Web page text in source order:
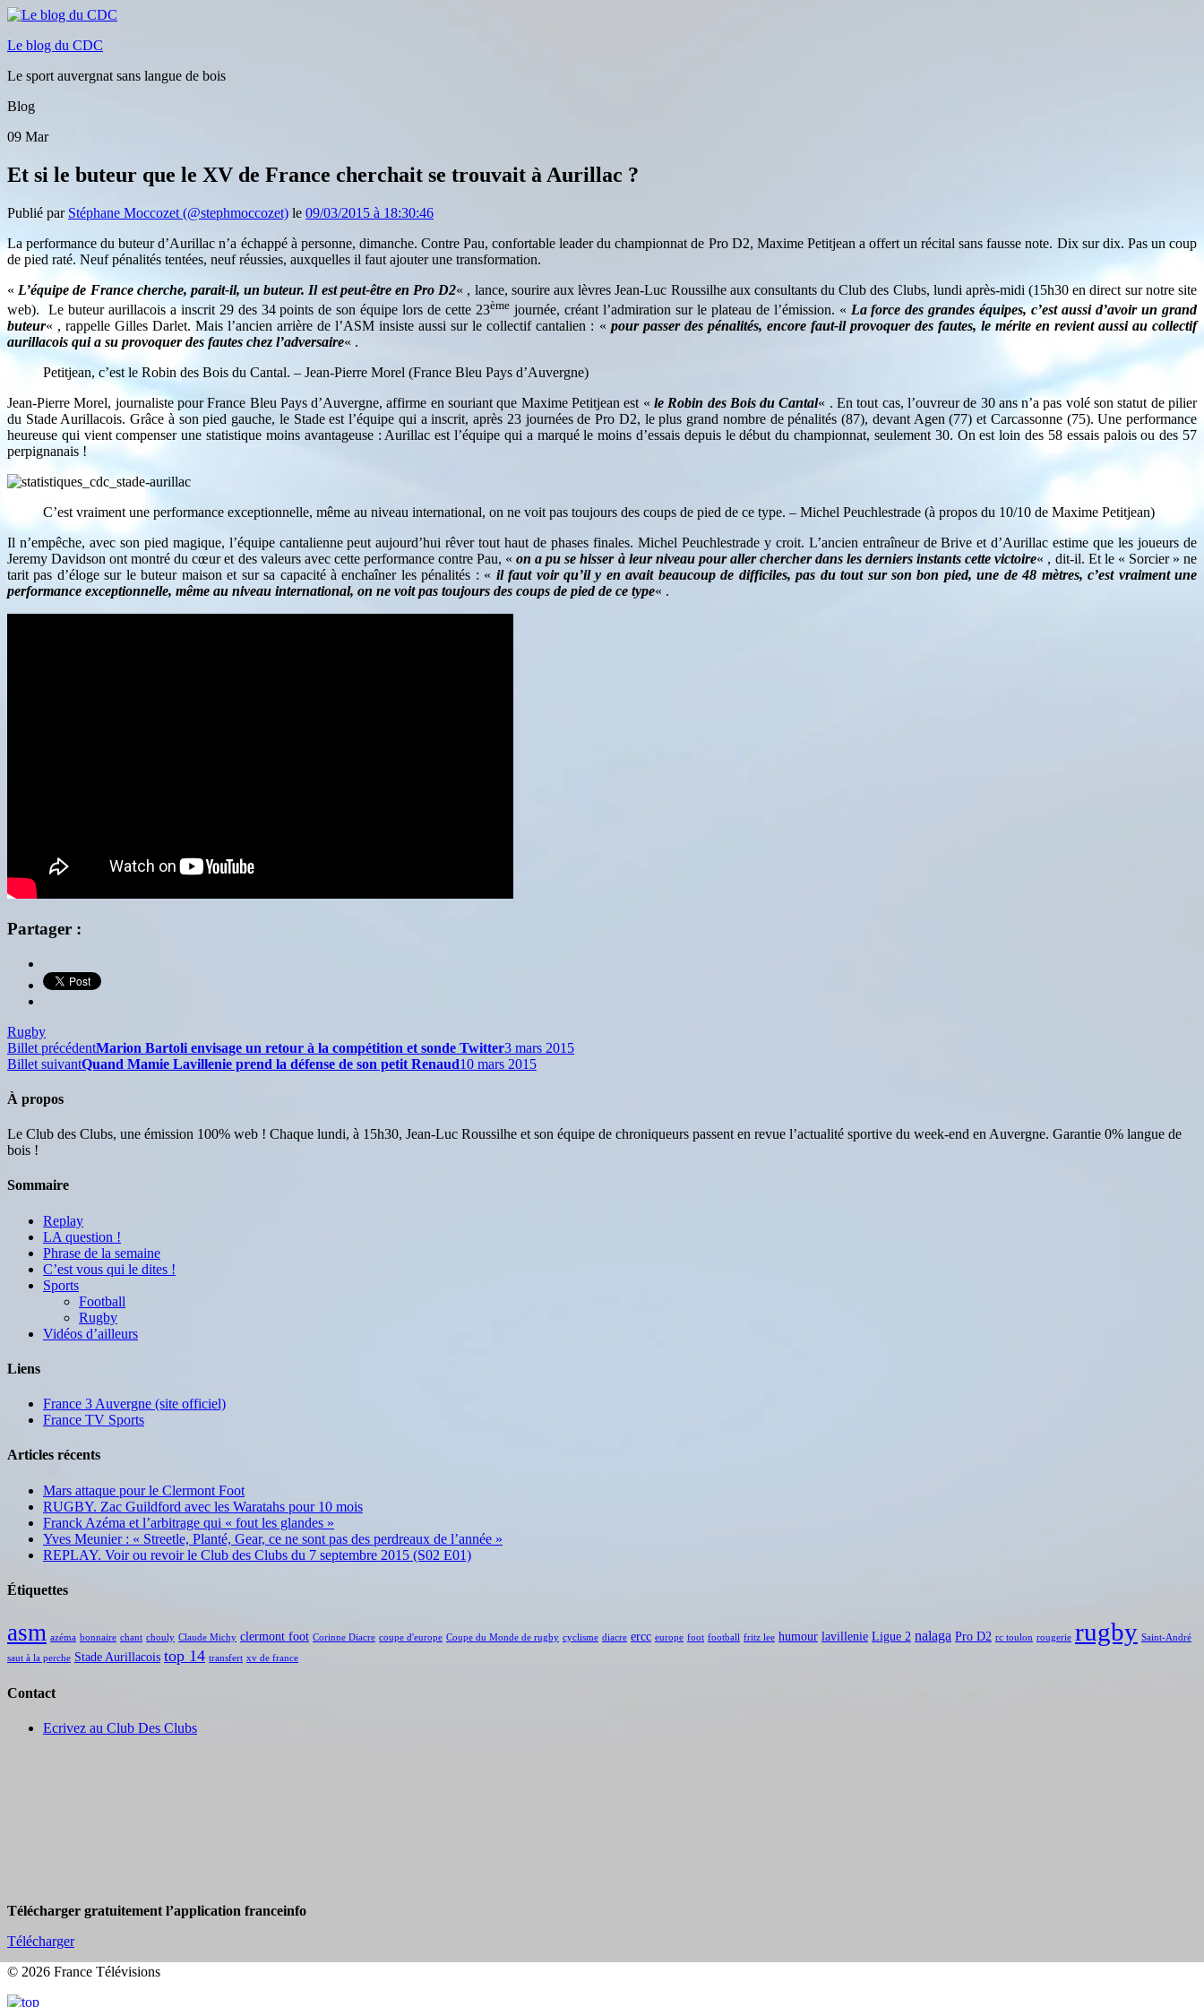
Le blog du CDC
Le sport auvergnat sans langue de bois
Blog
09 Mar
Et si le buteur que le XV de France cherchait se trouvait à Aurillac ?
Publié par Stéphane Moccozet (@stephmoccozet) le 09/03/2015 à 18:30:46
La performance du buteur d’Aurillac n’a échappé à personne, dimanche. Contre Pau, confortable leader du championnat de Pro D2, Maxime Petitjean a offert un récital sans fausse note. Dix sur dix. Pas un coup
de pied raté. Neuf pénalités tentées, neuf réussies, auxquelles il faut ajouter une transformation.
« L’équipe de France cherche, parait-il, un buteur. Il est peut-être en Pro D2« , lance, sourire aux lèvres Jean-Luc Roussilhe aux consultants du Club des Clubs, lundi après-midi (15h30 en direct sur notre site
web). Le buteur aurillacois a inscrit 29 des 34 points de son équipe lors de cette 23ème journée, créant l’admiration sur le plateau de l’émission. « La force des grandes équipes, c’est aussi d’avoir un grand
buteur« , rappelle Gilles Darlet. Mais l’ancien arrière de l’ASM insiste aussi sur le collectif cantalien : « pour passer des pénalités, encore faut-il provoquer des fautes, le mérite en revient aussi au collectif
aurillacois qui a su provoquer des fautes chez l’adversaire« .
Petitjean, c’est le Robin des Bois du Cantal. – Jean-Pierre Morel (France Bleu Pays d’Auvergne)
Jean-Pierre Morel, journaliste pour France Bleu Pays d’Auvergne, affirme en souriant que Maxime Petitjean est « le Robin des Bois du Cantal« . En tout cas, l’ouvreur de 30 ans n’a pas volé son statut de pilier
du Stade Aurillacois. Grâce à son pied gauche, le Stade est l’équipe qui a inscrit, après 23 journées de Pro D2, le plus grand nombre de pénalités (87), devant Agen (77) et Carcassonne (75). Une performance
heureuse qui vient compenser une statistique moins avantageuse : Aurillac est l’équipe qui a marqué le moins d’essais depuis le début du championnat, seulement 30. On est loin des 58 essais palois ou des 57
perpignanais !
C’est vraiment une performance exceptionnelle, même au niveau international, on ne voit pas toujours des coups de pied de ce type. – Michel Peuchlestrade (à propos du 10/10 de Maxime Petitjean)
Il n’empêche, avec son pied magique, l’équipe cantalienne peut aujourd’hui rêver tout haut de phases finales. Michel Peuchlestrade y croit. L’ancien entraîneur de Brive et d’Aurillac estime que les joueurs de
Jeremy Davidson ont montré du cœur et des valeurs avec cette performance contre Pau, «on a pu se hisser à leur niveau pour aller chercher dans les derniers instants cette victoire« , dit-il. Et le « Sorcier » ne
tarit pas d’éloge sur le buteur maison et sur sa capacité à enchaîner les pénalités : « il faut voir qu’il y en avait beaucoup de difficiles, pas du tout sur son bon pied, une de 48 mètres, c’est vraiment une
performance exceptionnelle, même au niveau international, on ne voit pas toujours des coups de pied de ce type« .
Partager :
Rugby
Billet précédentMarion Bartoli envisage un retour à la compétition et sonde Twitter3 mars 2015
Billet suivantQuand Mamie Lavillenie prend la défense de son petit Renaud10 mars 2015
À propos
Le Club des Clubs, une émission 100% web ! Chaque lundi, à 15h30, Jean-Luc Roussilhe et son équipe de chroniqueurs passent en revue l’actualité sportive du week-end en Auvergne. Garantie 0% langue de
bois !
Sommaire
Replay
LA question !
Phrase de la semaine
C’est vous qui le dites !
Sports
Football
Rugby
Vidéos d’ailleurs
Liens
France 3 Auvergne (site officiel)
France TV Sports
Articles récents
Mars attaque pour le Clermont Foot
RUGBY. Zac Guildford avec les Waratahs pour 10 mois
Franck Azéma et l’arbitrage qui « fout les glandes »
Yves Meunier : « Streetle, Planté, Gear, ce ne sont pas des perdreaux de l’année »
REPLAY. Voir ou revoir le Club des Clubs du 7 septembre 2015 (S02 E01)
Étiquettes
asm azéma bonnaire chant chouly Claude Michy clermont foot Corinne Diacre coupe d'europe Coupe du Monde de rugby cyclisme diacre ercc europe foot football fritz lee humour lavillenie Ligue 2 nalaga Pro D2 rc toulon rougerie rugby Saint-André
saut à la perche Stade Aurillacois top 14 transfert xv de france
Contact
Ecrivez au Club Des Clubs
Télécharger gratuitement l’application franceinfo
Télécharger
© 2026 France Télévisions